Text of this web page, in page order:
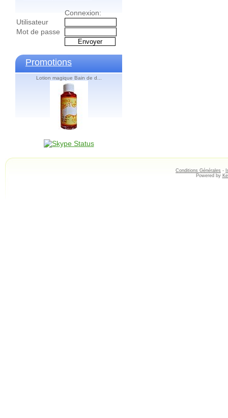
Connexion:
Utilisateur
Mot de passe
Promotions
Lotion magique Bain de d...
Conditions Générales -
Powered by